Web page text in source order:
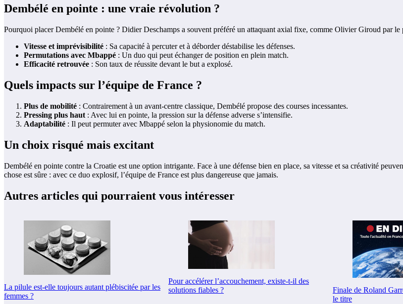
Dembélé en pointe : une vraie révolution ?
Pourquoi placer Dembélé en pointe ? Didier Deschamps a souvent préféré un attaquant axial fixe, comme Olivier Giroud par
Vitesse et imprévisibilité : Sa capacité à percuter et à déborder déstabilise les défenses.
Permutations avec Mbappé : Un duo qui peut échanger de position en plein match.
Efficacité retrouvée : Son taux de réussite devant le but a explosé.
Quels impacts sur l’équipe de France ?
Plus de mobilité : Contrairement à un avant-centre classique, Dembélé propose des courses incessantes.
Pressing plus haut : Avec lui en pointe, la pression sur la défense adverse s’intensifie.
Adaptabilité : Il peut permuter avec Mbappé selon la physionomie du match.
Un choix risqué mais excitant
Dembélé en pointe contre la Croatie est une option intrigante. Face à une défense bien en place, sa vitesse et sa créativité
chose est sûre : avec ce duo explosif, l’équipe de France est plus dangereuse que jamais.
Autres articles qui pourraient vous intéresser
La pilule est-elle toujours autant plébiscitée par les
femmes ?
Pour accélérer l’accouchement, existe-t-il des
solutions fiables ?
Finale de Roland
le titre